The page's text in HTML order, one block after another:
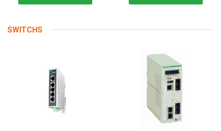
SWITCHS